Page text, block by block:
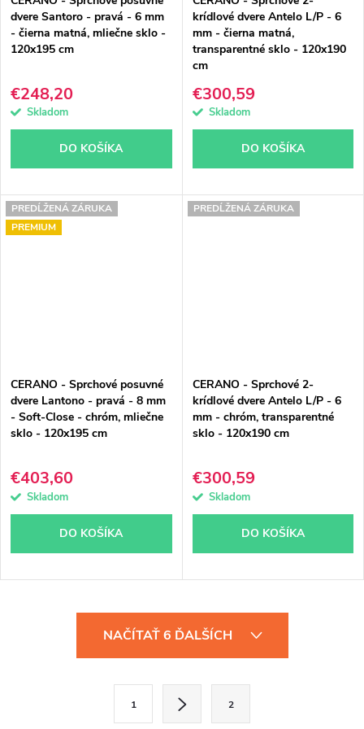
dvere Santoro - pravá - 6 mm
- čierna matná, mliečne sklo -
120x195 cm
€248,20
Skladom
DO KOŠÍKA
krídlové dvere Antelo L/P - 6
mm - čierna matná,
transparentné sklo - 120x190
cm
€300,59
Skladom
DO KOŠÍKA
PREDĹŽENÁ ZÁRUKA
PREMIUM
CERANO - Sprchové posuvné
dvere Lantono - pravá - 8 mm
- Soft-Close - chróm, mliečne
sklo - 120x195 cm
€403,60
Skladom
DO KOŠÍKA
PREDĹŽENÁ ZÁRUKA
CERANO - Sprchové 2-
krídlové dvere Antelo L/P - 6
mm - chróm, transparentné
sklo - 120x190 cm
€300,59
Skladom
DO KOŠÍKA
NAČÍTAŤ 6 ĎALŠÍCH
1 2